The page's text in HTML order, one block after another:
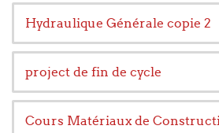
Hydraulique Générale copie 2
project de fin de cycle
Cours Matériaux de